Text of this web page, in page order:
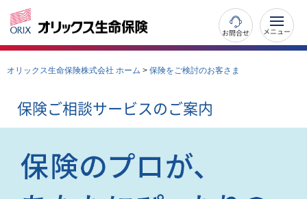
お問合せ
オリックス生命保険株式会社 ホーム > 保険をご検討のお客さま
保険ご相談サービスのご案内